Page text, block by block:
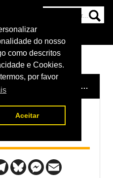
do nosso
como descritos
e Cookies.
por favor
Aceitar
CITY - MACHADO GARRY X PRATES
x Joselyne